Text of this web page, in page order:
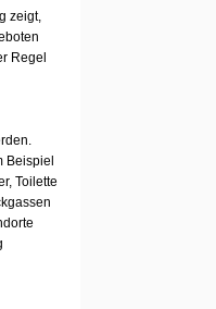
zeigt,
Regel
Beispiel
Toilette